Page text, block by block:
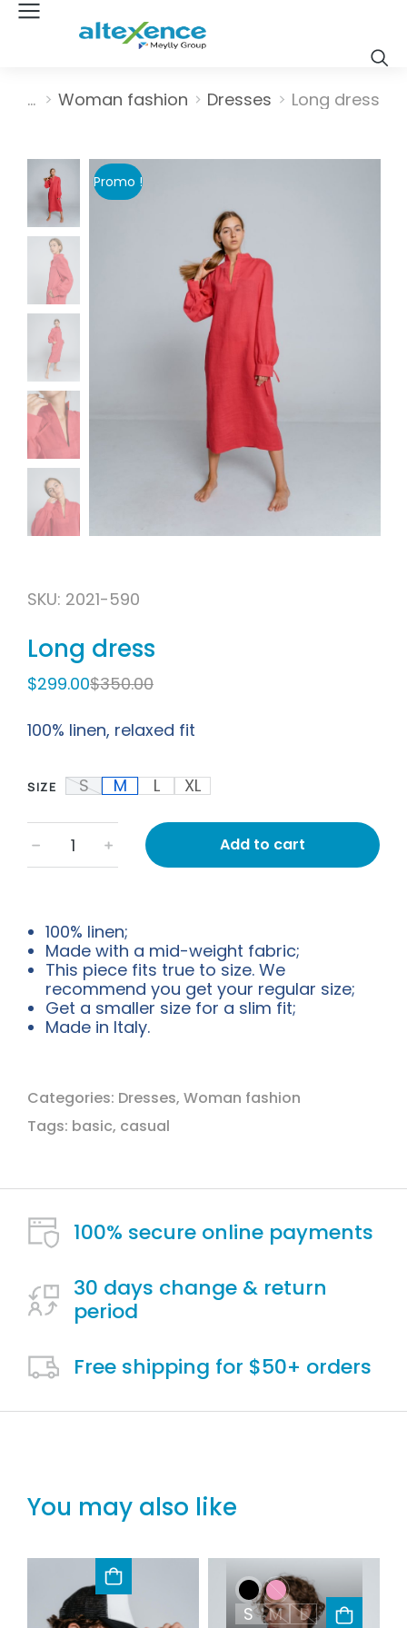
Vous êtes ici :
Woman fashion Dresses Long dress
Promo !
SKU: 2021-590
Long dress
$350.00
$299.00
100% linen, relaxed fit
SIZE S M L XL
﹣ ﹢ Add to cart
100% linen;
Made with a mid-weight fabric;
This piece fits true to size. We
recommend you get your regular size;
Get a smaller size for a slim fit;
Made in Italy.
Categories: Dresses, Woman fashion
Tags: basic, casual
100% secure online payments
30 days change & return
period
Free shipping for $50+ orders
You may also like
S M L